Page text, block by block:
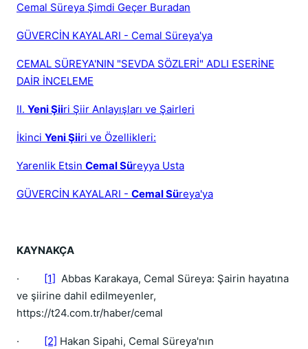
Cemal Süreya Şimdi Geçer Buradan
GÜVERCİN KAYALARI - Cemal Süreya'ya
CEMAL SÜREYA'NIN "SEVDA SÖZLERİ" ADLI ESERİNE
DAİR İNCELEME
II. Yeni Şiiri Şiir Anlayışları ve Şairleri
İkinci Yeni Şiiri ve Özellikleri:
Yarenlik Etsin Cemal Süreyya Usta
GÜVERCİN KAYALARI - Cemal Süreya'ya
KAYNAKÇA
· [1] Abbas Karakaya, Cemal Süreya: Şairin hayatına
ve şiirine dahil edilmeyenler,
https://t24.com.tr/haber/cemal
· [2] Hakan Sipahi, Cemal Süreya'nın